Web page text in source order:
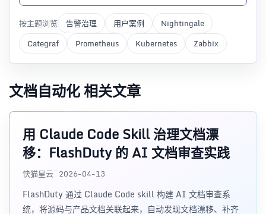
按主题浏览 告警治理 用户案例
Nightingale
Categraf
Prometheus Kubernetes Zabbix
文档自动化 相关文章
用 Claude Code Skill 治理文档漂
移：FlashDuty 的 AI 文档审查实践
快猫星云 · 2026-04-13
FlashDuty 通过 Claude Code skill 构建 AI 文档审查系
统，将源码与产品文档关联起来，自动发现文档漂移、补齐